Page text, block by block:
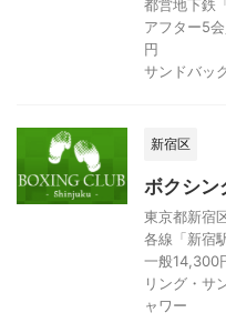
都営地下鉄
アフター5
円
サンドバッ
新宿区
ボクシン
東京都新宿
各線「新宿
一般14,300
リング・サ
ャワー